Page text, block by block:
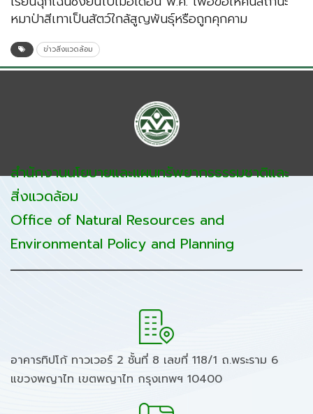
หมาป่าสีเทาเป็นสัตว์ใกล้สูญพันธุ์หรือถูกคุกคาม
ข่าวสิ่งแวดล้อม
สำนักงานนโยบายและแผนทรัพยากรธรรมชาติและ
สิ่งแวดล้อม
Office of Natural Resources and
Environmental Policy and Planning
อาคารทิปโก้ ทาวเวอร์ 2 ชั้นที่ 8 เลขที่ 118/1 ถ.พระราม 6
แขวงพญาไท เขตพญาไท กรุงเทพฯ 10400